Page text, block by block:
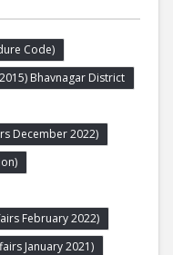
Code)
Bhavnagar District
December 2022)
February 2022)
January 2021)